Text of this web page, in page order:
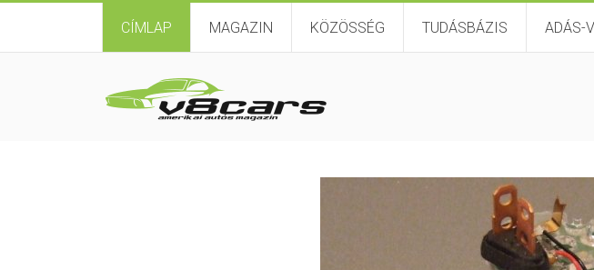
CÍMLAP MAGAZIN KÖZÖSSÉG TUDÁSBÁZIS ADÁS-